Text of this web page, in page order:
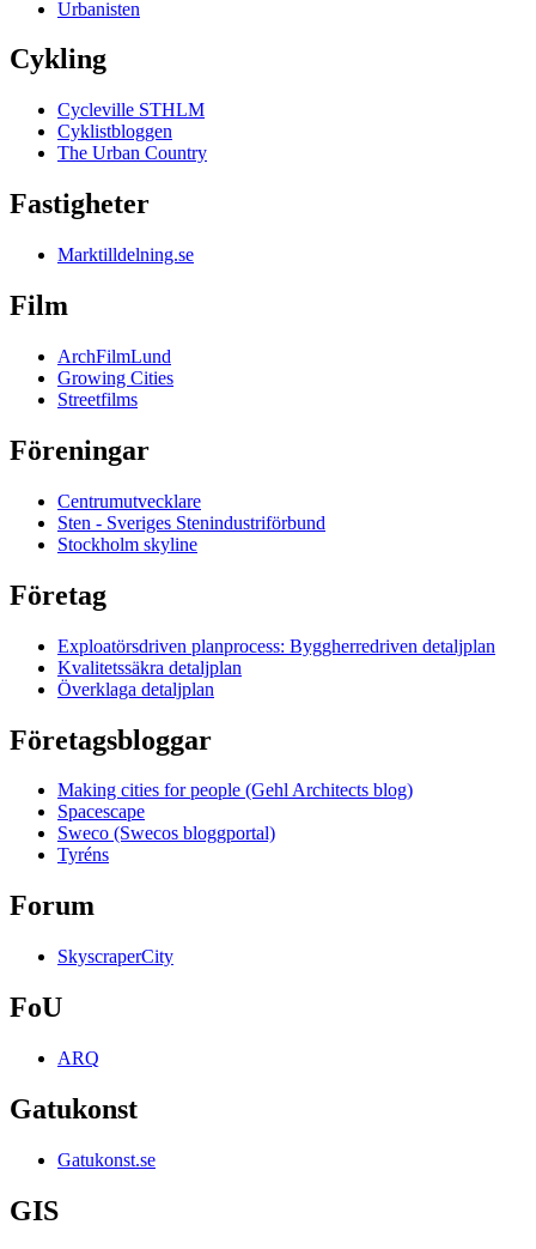
Urbanisten
Cykling
Cycleville STHLM
Cyklistbloggen
The Urban Country
Fastigheter
Marktilldelning.se
Film
ArchFilmLund
Growing Cities
Streetfilms
Föreningar
Centrumutvecklare
Sten - Sveriges Stenindustriförbund
Stockholm skyline
Företag
Exploatörsdriven planprocess: Byggherredriven detaljplan
Kvalitetssäkra detaljplan
Överklaga detaljplan
Företagsbloggar
Making cities for people (Gehl Architects blog)
Spacescape
Sweco (Swecos bloggportal)
Tyréns
Forum
SkyscraperCity
FoU
ARQ
Gatukonst
Gatukonst.se
GIS